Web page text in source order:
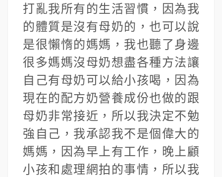
打亂我所有的生活習慣，因為我
的體質是沒有母奶的，也可以說
是很懶惰的媽媽，我也聽了身邊
很多媽媽沒母奶想盡各種方法讓
自己有母奶可以給小孩喝，因為
現在的配方奶營養成份也做的跟
母奶非常接近，所以我決定不勉
強自己，我承認我不是個偉大的
媽媽，因為早上有工作，晚上顧
小孩和處理網拍的事情，所以我